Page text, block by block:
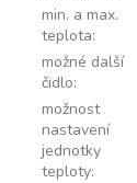
min. a max.
teplota:
možné další
čidlo:
možnost
nastavení
jednotky
teploty: